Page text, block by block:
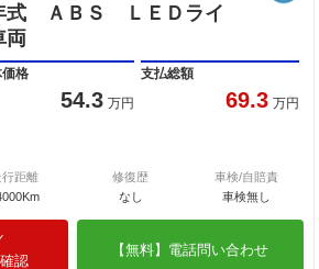
式 ＡＢＳ ＬＥＤライ
両
格
54.3 万円
支払総額
69.3 万円
行距離
修復歴
なし
車検/自賠責
車検無し
認
【無料】電話問い合わせ